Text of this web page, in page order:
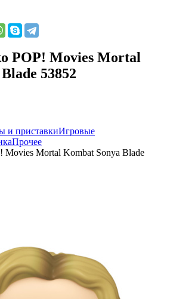
POP! Movies Mortal
53852
и приставкиИгровые
Прочее
Movies Mortal Kombat Sonya Blade